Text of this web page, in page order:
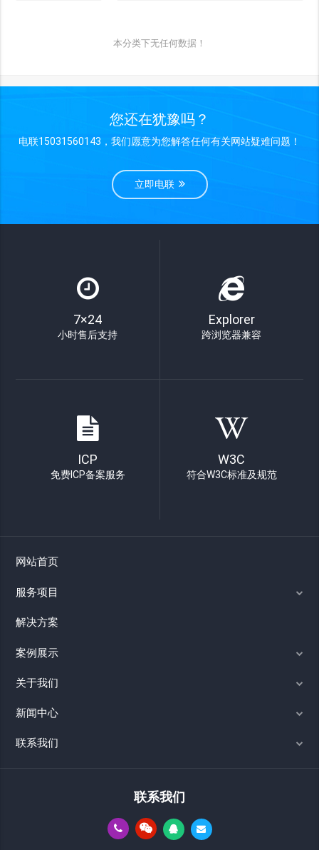
本分类下无任何数据！
您还在犹豫吗？
电联15031560143，我们愿意为您解答任何有关网站疑难问题！
立即电联
7×24
小时售后支持
Explorer
跨浏览器兼容
ICP
免费ICP备案服务
W3C
符合W3C标准及规范
网站首页
服务项目
解决方案
案例展示
关于我们
新闻中心
联系我们
联系我们